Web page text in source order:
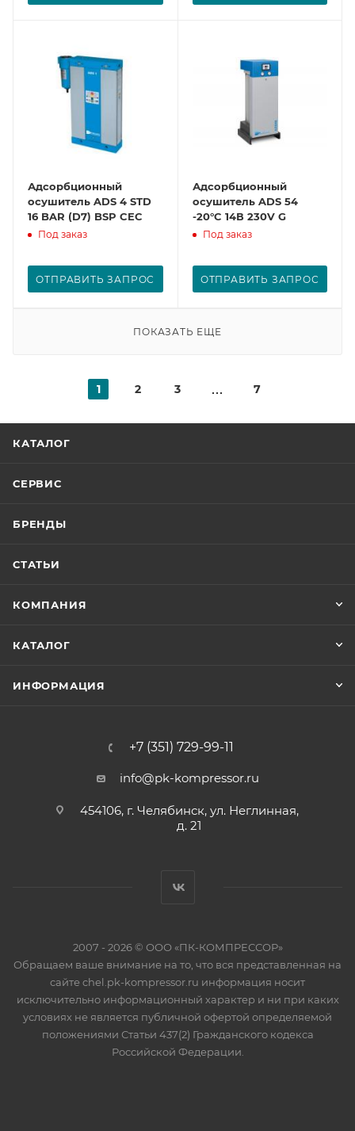
Адсорбционный
осушитель ADS 4 STD
16 BAR (D7) BSP CEC
Под заказ
ОТПРАВИТЬ ЗАПРОС
Адсорбционный
осушитель ADS 54
-20°C 14В 230V G
Под заказ
ОТПРАВИТЬ ЗАПРОС
ПОКАЗАТЬ ЕЩЕ
1 2 3 7
КАТАЛОГ
СЕРВИС
БРЕНДЫ
СТАТЬИ
КОМПАНИЯ
КАТАЛОГ
ИНФОРМАЦИЯ
+7 (351) 729-99-11
info@pk-kompressor.ru
454106, г. Челябинск, ул. Неглинная,
д. 21
2007 - 2026 © ООО «ПК-КОМПРЕССОР»
Обращаем ваше внимание на то, что вся представленная на
сайте chel.pk-kompressor.ru информация носит
исключительно информационный характер и ни при каких
условиях не является публичной офертой определяемой
положениями Статьи 437(2) Гражданского кодекса
Российской Федерации.